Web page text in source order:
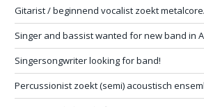
Gitarist / beginnend vocalist zoekt
Singer and bassist wanted for new band in
Singersongwriter looking for band!
Percussionist zoekt (semi) acoustisch